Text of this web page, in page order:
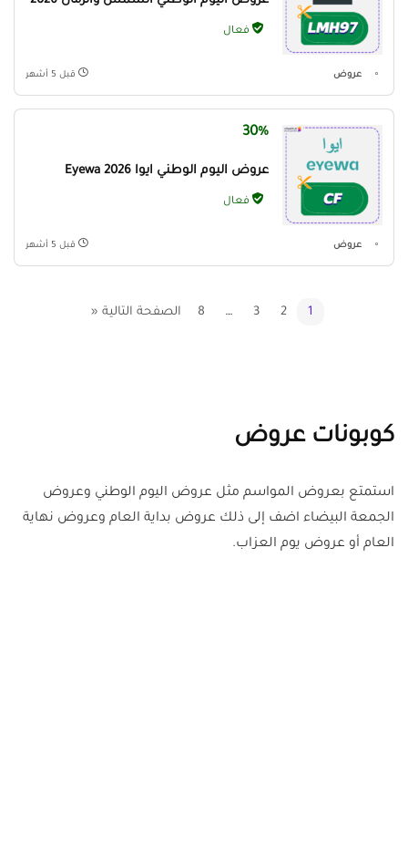
فعال
عروض قبل 5 أشهر
30%
عروض اليوم الوطني ايوا Eyewa 2026
فعال
عروض قبل 5 أشهر
1
2
3
…
8 الصفحة التالية «
كوبونات عروض
استمتع بعروض المواسم مثل عروض اليوم الوطني وعروض
الجمعة البيضاء اضف إلى ذلك عروض بداية العام وعروض نهاية
العام أو عروض يوم العزاب.